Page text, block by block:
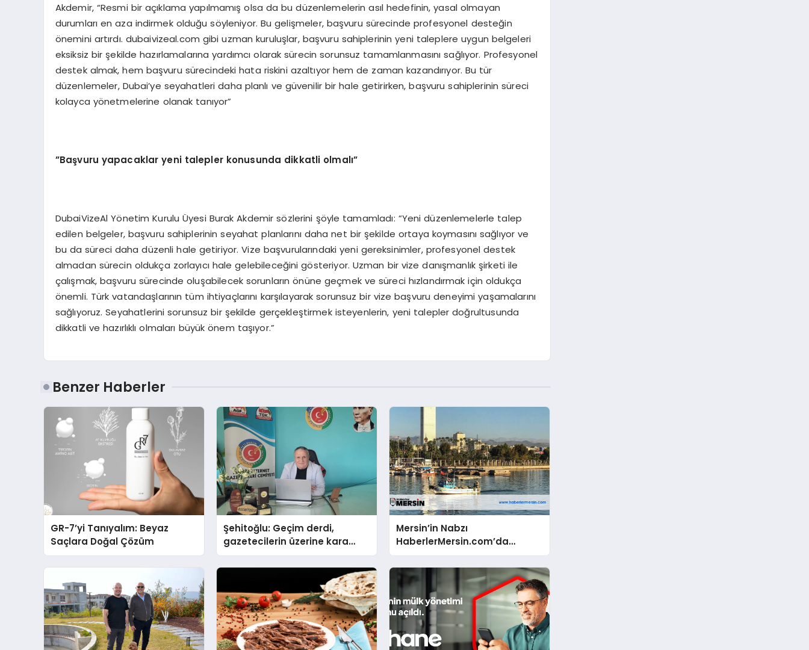
Akdemir, “Resmi bir açıklama yapılmamış olsa da bu düzenlemelerin asıl hedefinin, yasal olmayan
durumları en aza indirmek olduğu söyleniyor. Bu gelişmeler, başvuru sürecinde profesyonel desteğin
önemini artırdı. dubaivizeal.com gibi uzman kuruluşlar, başvuru sahiplerinin yeni taleplere uygun belgeleri
eksiksiz bir şekilde hazırlamalarına yardımcı olarak sürecin sorunsuz tamamlanmasını sağlıyor. Profesyonel
destek almak, hem başvuru sürecindeki hata riskini azaltıyor hem de zaman kazandırıyor. Bu tür
düzenlemeler, Dubai’ye seyahatleri daha planlı ve güvenilir bir hale getirirken, başvuru sahiplerinin süreci
kolayca yönetmelerine olanak tanıyor”
”Başvuru yapacaklar yeni talepler konusunda dikkatli olmalı”
DubaiVizeAl Yönetim Kurulu Üyesi Burak Akdemir sözlerini şöyle tamamladı: “Yeni düzenlemelerle talep
edilen belgeler, başvuru sahiplerinin seyahat planlarını daha net bir şekilde ortaya koymasını sağlıyor ve
bu da süreci daha düzenli hale getiriyor. Vize başvurularındaki yeni gereksinimler, profesyonel destek
almadan sürecin oldukça zorlayıcı hale gelebileceğini gösteriyor. Uzman bir vize danışmanlık şirketi ile
çalışmak, başvuru sürecinde oluşabilecek sorunların önüne geçmek ve süreci hızlandırmak için oldukça
önemli. Türk vatandaşlarının tüm ihtiyaçlarını karşılayarak sorunsuz bir vize başvuru deneyimi yaşamalarını
sağlıyoruz. Seyahatlerini sorunsuz bir şekilde gerçekleştirmek isteyenlerin, yeni talepler doğrultusunda
dikkatli ve hazırlıklı olmaları büyük önem taşıyor.”
Benzer Haberler
GR-7’yi Tanıyalım: Beyaz
Saçlara Doğal Çözüm
Şehitoğlu: Geçim derdi,
gazetecilerin üzerine kara
basan gibi çökmüştür!
Mersin’in Nabzı
HaberlerMersin.com’da
Atıyor!